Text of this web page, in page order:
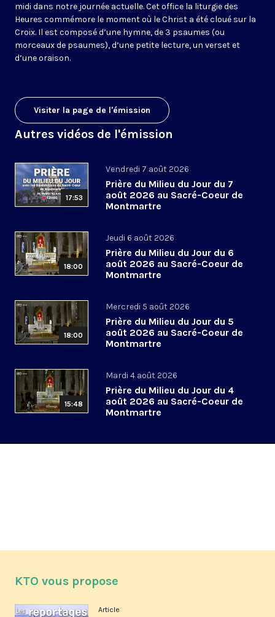
midi dans notre journée actuelle. Cet office la liturgie des
Heures commémore le moment où le Christ a été cloué sur la
Croix. Il est composé d’une hymne, de 3 psaumes (ou
morceaux de psaumes), d’une petite lecture, un verset et
d’une oraison.
Visiter la page de l'émission
Autres vidéos de l'émission
17:53
Vendredi 7 août 2026
Prière du Milieu du Jour du 7
août 2026 au Sacré-Coeur de
Montmartre
18:00
Jeudi 6 août 2026
Prière du Milieu du Jour du 6
août 2026 au Sacré-Coeur de
Montmartre
18:00
Mercredi 5 août 2026
Prière du Milieu du Jour du 5
août 2026 au Sacré-Coeur de
Montmartre
15:48
Mardi 4 août 2026
Prière du Milieu du Jour du 4
août 2026 au Sacré-Coeur de
Montmartre
KTO vous propose
Article